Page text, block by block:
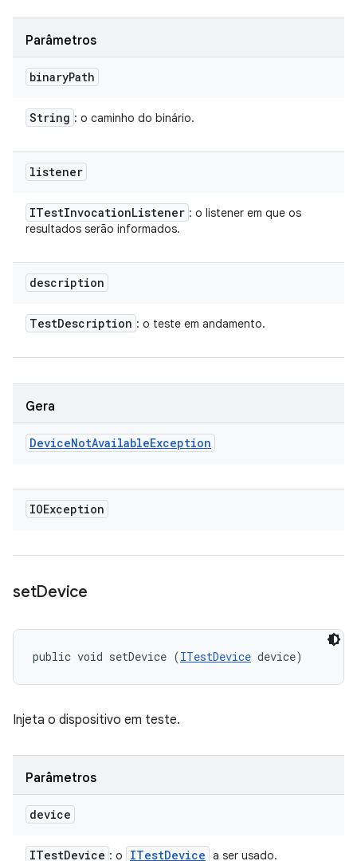
Parâmetros
binaryPath
String : o caminho do binário.
listener
ITestInvocationListener : o listener em que os
resultados serão informados.
description
TestDescription : o teste em andamento.
Gera
DeviceNotAvailableException
IOException
setDevice
public void setDevice (ITestDevice device)
Injeta o dispositivo em teste.
Parâmetros
device
ITestDevice : o ITestDevice a ser usado.